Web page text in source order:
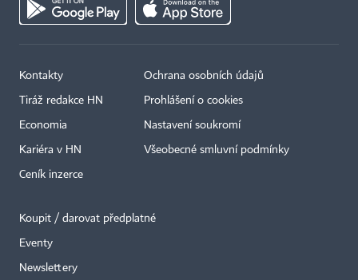
Kontakty
Tiráž redakce HN
Economia
Kariéra v HN
Ceník inzerce
Ochrana osobních údajů
Prohlášení o cookies
Nastavení soukromí
Všeobecné smluvní podmínky
Koupit / darovat předplatné
Eventy
Newslettery